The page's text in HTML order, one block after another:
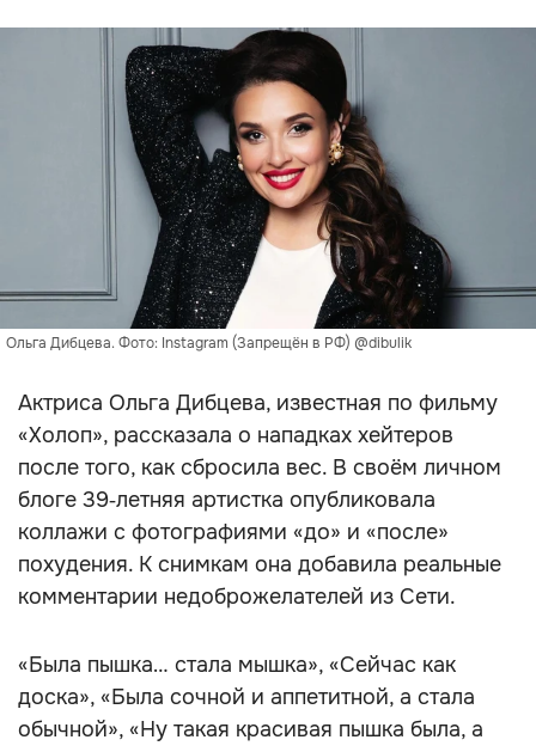
Ольга Дибцева. Фото: Instagram (Запрещён в РФ) @dibulik
Актриса Ольга Дибцева, известная по фильму
«Холоп», рассказала о нападках хейтеров
после того, как сбросила вес. В своём личном
блоге 39‑летняя артистка опубликовала
коллажи с фотографиями «до» и «после»
похудения. К снимкам она добавила реальные
комментарии недоброжелателей из Сети.
«Была пышка… стала мышка», «Сейчас как
доска», «Была сочной и аппетитной, а стала
обычной», «Ну такая красивая пышка была, а